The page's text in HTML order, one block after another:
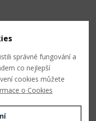
správné fungování a
co nejlepší
cookies můžete
o Cookies